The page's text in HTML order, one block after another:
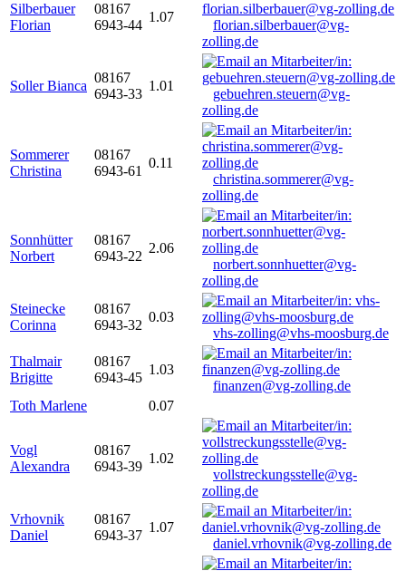
Silberbauer
Florian
08167
6943-44
1.07
florian.silberbauer@vg-
zolling.de
Soller Bianca
08167
6943-33
1.01
gebuehren.steuern@vg-
zolling.de
Sommerer
Christina
08167
6943-61
0.11
christina.sommerer@vg-
zolling.de
Sonnhütter
Norbert
08167
6943-22
2.06
norbert.sonnhuetter@vg-
zolling.de
Steinecke
Corinna
08167
6943-32
0.03
vhs-zolling@vhs-moosburg.de
Thalmair
Brigitte
08167
6943-45
1.03
finanzen@vg-zolling.de
Toth Marlene
0.07
Vogl
Alexandra
08167
6943-39
1.02
vollstreckungsstelle@vg-
zolling.de
Vrhovnik
Daniel
08167
6943-37
1.07
daniel.vrhovnik@vg-zolling.de